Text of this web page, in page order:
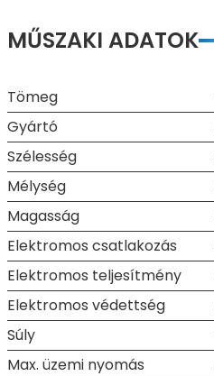
MŰSZAKI ADATOK
Tömeg
Gyártó
Szélesség
Mélység
Magasság
Elektromos csatlakozás
Elektromos teljesítmény
Elektromos védettség
Súly
Max. üzemi nyomás